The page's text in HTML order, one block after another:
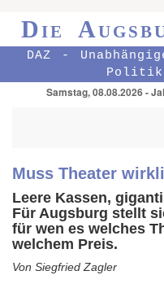
Die
DAZ -
Politik
Samstag, 08.08.2026 -
Muss Theater
Leere Kassen,
Für Augsburg stellt
für wen es welches
welchem Preis.
Von Siegfried Zagler